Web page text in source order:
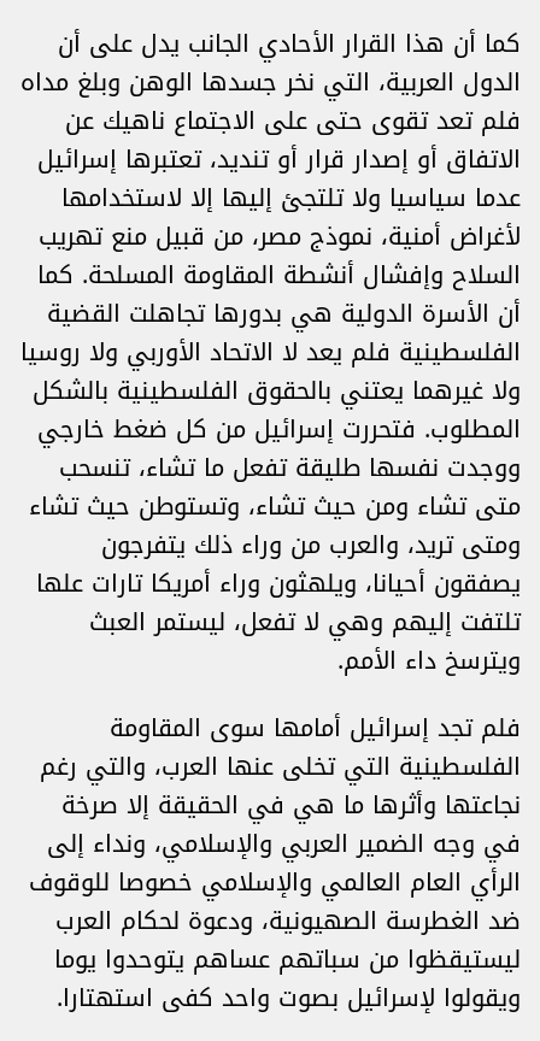
كما أن هذا القرار الأحادي الجانب يدل على أن
الدول العربية، التي نخر جسدها الوهن وبلغ مداه
فلم تعد تقوى حتى على الاجتماع ناهيك عن
الاتفاق أو إصدار قرار أو تنديد، تعتبرها إسرائيل
عدما سياسيا ولا تلتجئ إليها إلا لاستخدامها
لأغراض أمنية، نموذج مصر، من قبيل منع تهريب
السلاح وإفشال أنشطة المقاومة المسلحة. كما
أن الأسرة الدولية هي بدورها تجاهلت القضية
الفلسطينية فلم يعد لا الاتحاد الأوربي ولا روسيا
ولا غيرهما يعتني بالحقوق الفلسطينية بالشكل
المطلوب. فتحررت إسرائيل من كل ضغط خارجي
ووجدت نفسها طليقة تفعل ما تشاء، تنسحب
متى تشاء ومن حيث تشاء، وتستوطن حيث تشاء
ومتى تريد، والعرب من وراء ذلك يتفرجون
يصفقون أحيانا، ويلهثون وراء أمريكا تارات علها
تلتفت إليهم وهي لا تفعل، ليستمر العبث
ويترسخ داء الأمم.
فلم تجد إسرائيل أمامها سوى المقاومة
الفلسطينية التي تخلى عنها العرب، والتي رغم
نجاعتها وأثرها ما هي في الحقيقة إلا صرخة
في وجه الضمير العربي والإسلامي، ونداء إلى
الرأي العام العالمي والإسلامي خصوصا للوقوف
ضد الغطرسة الصهيونية، ودعوة لحكام العرب
ليستيقظوا من سباتهم عساهم يتوحدوا يوما
ويقولوا لإسرائيل بصوت واحد كفى استهتارا.